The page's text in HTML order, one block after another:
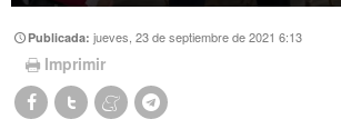
Publicada:jueves, 23 de septiembre de 2021 6:13
Imprimir